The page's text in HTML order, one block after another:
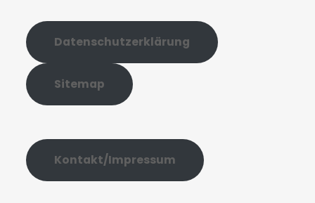
Datenschutzerklärung
Sitemap
Kontakt/Impressum